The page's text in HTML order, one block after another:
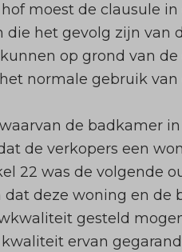
moest de clausule
het gevolg zijn
op grond van
normale gebruik
de badkamer
de verkopers een
22 was de volgende
deze woning en
gesteld
ervan